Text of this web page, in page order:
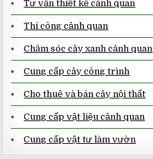
Tư vấn thiết kế cảnh quan
Thi công cảnh quan
Chăm sóc cây xanh cảnh quan
Cung cấp cây công trình
Cho thuê và bán cây nội thất
Cung cấp vật liệu cảnh quan
Cung cấp vật tư làm vườn